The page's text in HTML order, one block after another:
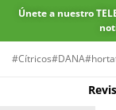
Únete a nuestro
#Cítricos#DANA